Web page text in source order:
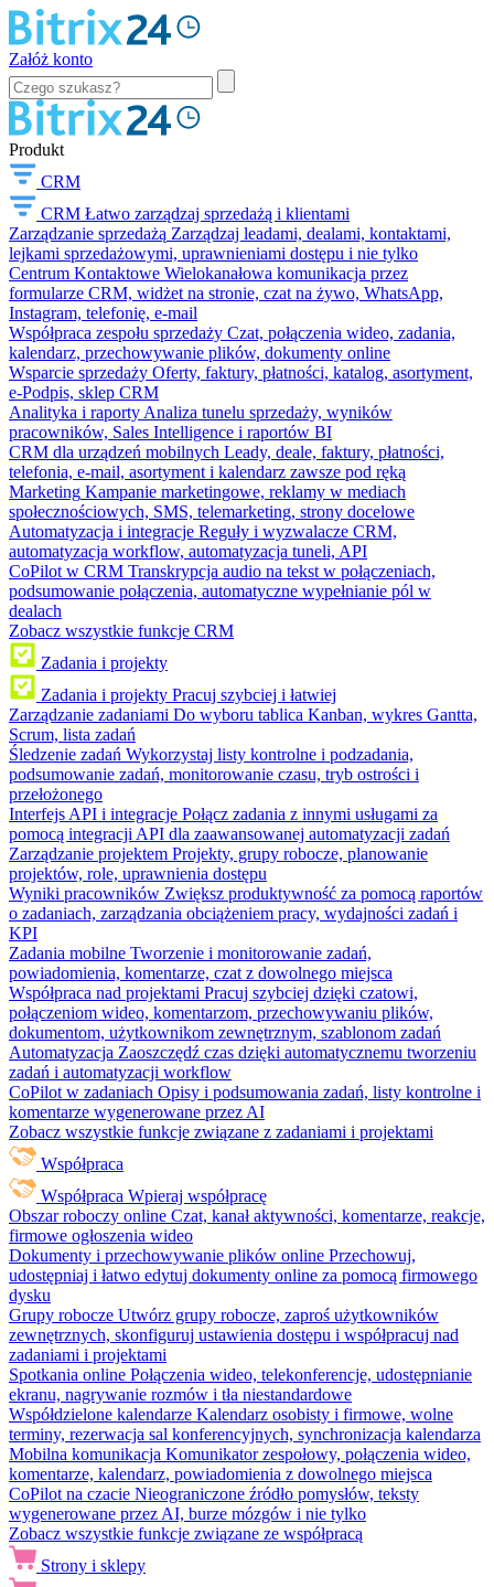
Załóż konto
Produkt
CRM
CRM Łatwo zarządzaj sprzedażą i klientami
Zarządzanie sprzedażą Zarządzaj leadami, dealami, kontaktami,
lejkami sprzedażowymi, uprawnieniami dostępu i nie tylko
Centrum Kontaktowe Wielokanałowa komunikacja przez
formularze CRM, widżet na stronie, czat na żywo, WhatsApp,
Instagram, telefonię, e-mail
Współpraca zespołu sprzedaży Czat, połączenia wideo, zadania,
kalendarz, przechowywanie plików, dokumenty online
Wsparcie sprzedaży Oferty, faktury, płatności, katalog, asortyment,
e-Podpis, sklep CRM
Analityka i raporty Analiza tunelu sprzedaży, wyników
pracowników, Sales Intelligence i raportów BI
CRM dla urządzeń mobilnych Leady, deale, faktury, płatności,
telefonia, e-mail, asortyment i kalendarz zawsze pod ręką
Marketing Kampanie marketingowe, reklamy w mediach
społecznościowych, SMS, telemarketing, strony docelowe
Automatyzacja i integracje Reguły i wyzwalacze CRM,
automatyzacja workflow, automatyzacja tuneli, API
CoPilot w CRM Transkrypcja audio na tekst w połączeniach,
podsumowanie połączenia, automatyczne wypełnianie pól w
dealach
Zobacz wszystkie funkcje CRM
Zadania i projekty
Zadania i projekty Pracuj szybciej i łatwiej
Zarządzanie zadaniami Do wyboru tablica Kanban, wykres Gantta,
Scrum, lista zadań
Śledzenie zadań Wykorzystaj listy kontrolne i podzadania,
podsumowanie zadań, monitorowanie czasu, tryb ostrości i
przełożonego
Interfejs API i integracje Połącz zadania z innymi usługami za
pomocą integracji API dla zaawansowanej automatyzacji zadań
Zarządzanie projektem Projekty, grupy robocze, planowanie
projektów, role, uprawnienia dostępu
Wyniki pracowników Zwiększ produktywność za pomocą raportów
o zadaniach, zarządzania obciążeniem pracy, wydajności zadań i
KPI
Zadania mobilne Tworzenie i monitorowanie zadań,
powiadomienia, komentarze, czat z dowolnego miejsca
Współpraca nad projektami Pracuj szybciej dzięki czatowi,
połączeniom wideo, komentarzom, przechowywaniu plików,
dokumentom, użytkownikom zewnętrznym, szablonom zadań
Automatyzacja Zaoszczędź czas dzięki automatycznemu tworzeniu
zadań i automatyzacji workflow
CoPilot w zadaniach Opisy i podsumowania zadań, listy kontrolne i
komentarze wygenerowane przez AI
Zobacz wszystkie funkcje związane z zadaniami i projektami
Współpraca
Współpraca Wpieraj współpracę
Obszar roboczy online Czat, kanał aktywności, komentarze, reakcje,
firmowe ogłoszenia wideo
Dokumenty i przechowywanie plików online Przechowuj,
udostępniaj i łatwo edytuj dokumenty online za pomocą firmowego
dysku
Grupy robocze Utwórz grupy robocze, zaproś użytkowników
zewnętrznych, skonfiguruj ustawienia dostępu i współpracuj nad
zadaniami i projektami
Spotkania online Połączenia wideo, telekonferencje, udostępnianie
ekranu, nagrywanie rozmów i tła niestandardowe
Współdzielone kalendarze Kalendarz osobisty i firmowe, wolne
terminy, rezerwacja sal konferencyjnych, synchronizacja kalendarza
Mobilna komunikacja Komunikator zespołowy, połączenia wideo,
komentarze, kalendarz, powiadomienia z dowolnego miejsca
CoPilot na czacie Nieograniczone źródło pomysłów, teksty
wygenerowane przez AI, burze mózgów i nie tylko
Zobacz wszystkie funkcje związane ze współpracą
Strony i sklepy